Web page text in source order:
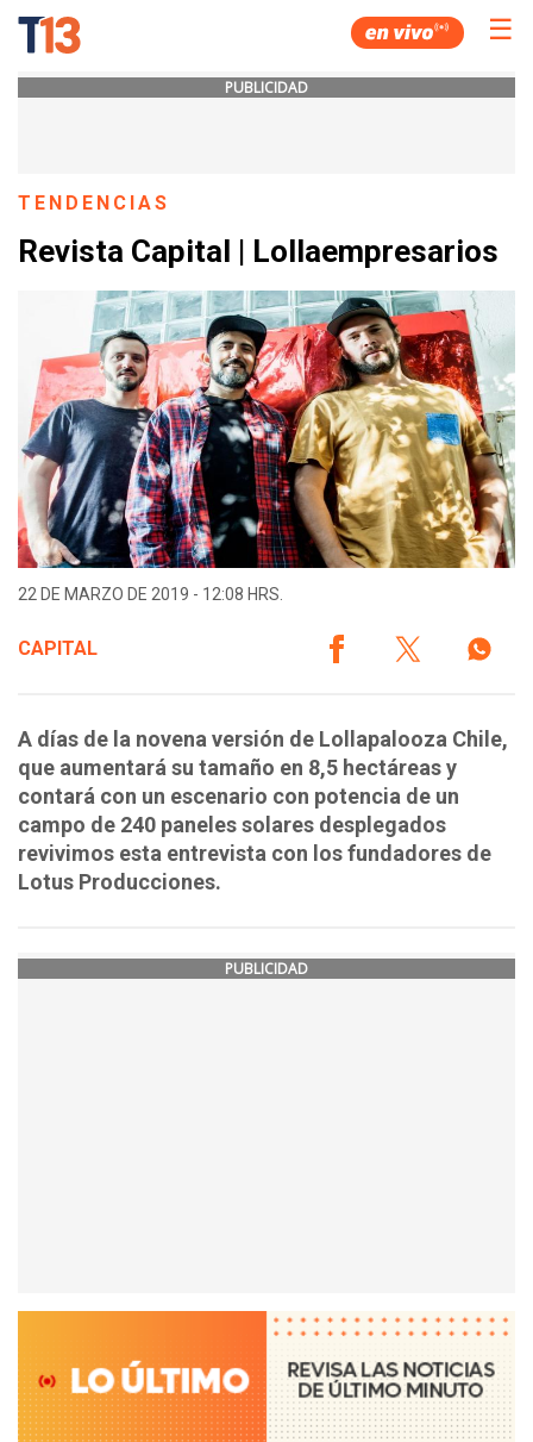
☰
PUBLICIDAD
TENDENCIAS
Revista Capital | Lollaempresarios
22 DE MARZO DE 2019 - 12:08 HRS.
CAPITAL
A días de la novena versión de Lollapalooza Chile,
que aumentará su tamaño en 8,5 hectáreas y
contará con un escenario con potencia de un
campo de 240 paneles solares desplegados
revivimos esta entrevista con los fundadores de
Lotus Producciones.
PUBLICIDAD